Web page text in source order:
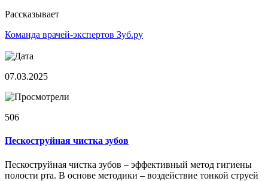
Рассказывает
Команда врачей-экспертов Зуб.ру
07.03.2025
506
Пескоструйная чистка зубов
Пескоструйная чистка зубов – эффективный метод гигиены
полости рта. В основе методики – воздействие тонкой струей